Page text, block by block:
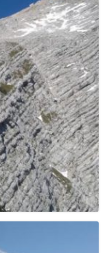
n